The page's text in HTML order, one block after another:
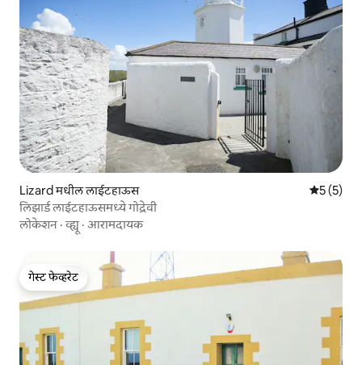
Lizard मधील लाईटहाऊस 5 पैकी 5
5 (5)
लिझार्ड लाईटहाऊसमध्ये गोद्रेवी
लोकेशन ·व्ह्यू · आरामदायक
गेस्ट फेव्हरेट
गेस्ट फेव्हरेट